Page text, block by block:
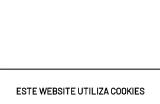
ESTE WEBSITE UTILIZA COOKIES